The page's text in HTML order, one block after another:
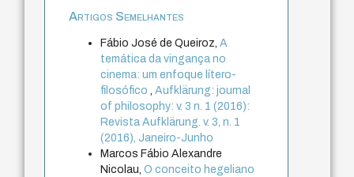
Artigos Semelhantes
Fábio José de Queiroz,A
temática da vingança no
cinema: um enfoque lítero-
filosófico,Aufklärung: journal
of philosophy: v. 3 n. 1 (2016):
Revista Aufklärung. v. 3, n. 1
(2016), Janeiro-Junho
Marcos Fábio Alexandre
Nicolau,O conceito hegeliano